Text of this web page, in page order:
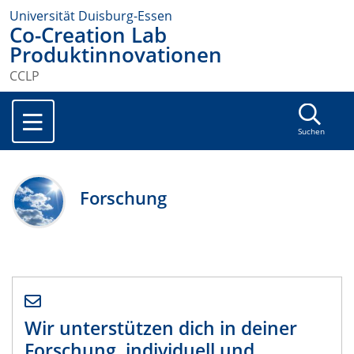
Universität Duisburg-Essen
Co-Creation Lab
Produktinnovationen
CCLP
Suchen
Forschung
Wir unterstützen dich in deiner